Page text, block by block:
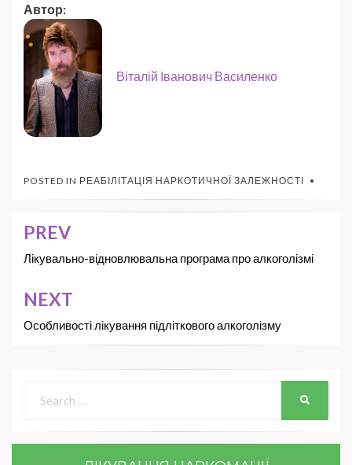
Автор:
Віталій Іванович Василенко
POSTED IN РЕАБІЛІТАЦІЯ НАРКОТИЧНОЇ ЗАЛЕЖНОСТІ
PREV
Лікувально-відновлювальна програма про алкоголізмі
NEXT
Особливості лікування підліткового алкоголізму